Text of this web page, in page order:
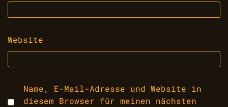
Website
Name, E-Mail-Adresse und Website in
diesem Browser für meinen nächsten